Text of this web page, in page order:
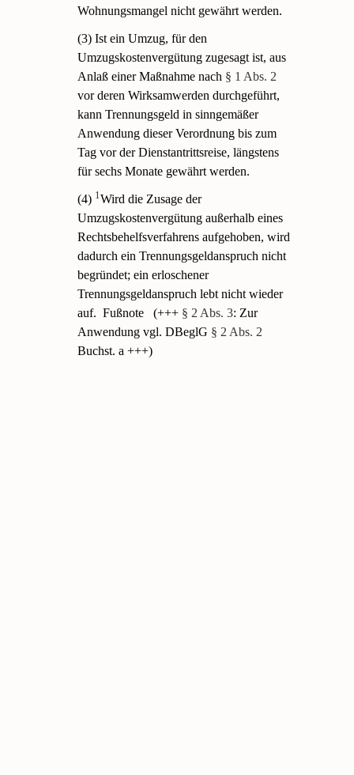
Wohnungsmangel nicht gewährt werden.
(3) Ist ein Umzug, für den
Umzugskostenvergütung zugesagt ist, aus
Anlaß einer Maßnahme nach § 1 Abs. 2
vor deren Wirksamwerden durchgeführt,
kann Trennungsgeld in sinngemäßer
Anwendung dieser Verordnung bis zum
Tag vor der Dienstantrittsreise, längstens
für sechs Monate gewährt werden.
(4) 1Wird die Zusage der
Umzugskostenvergütung außerhalb eines
Rechtsbehelfsverfahrens aufgehoben, wird
dadurch ein Trennungsgeldanspruch nicht
begründet; ein erloschener
Trennungsgeldanspruch lebt nicht wieder
auf. Fußnote (+++ § 2 Abs. 3: Zur
Anwendung vgl. DBeglG § 2 Abs. 2
Buchst. a +++)